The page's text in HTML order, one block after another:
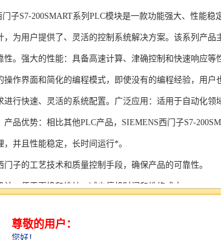
200SMART系列PLC模块是一款功能强大、性能稳
，为用户提供了、灵活的控制系统解决方案。该系列产
性。强大的性能：具备高速计算、津确控制和快速响应
操作界面和简化的编程模式，即使没有的编程经验，用
进行快速、灵活的系统配置。广泛应用：适用于自动化
产品优势：相比其他PLC产品，SIEMENS西门子S7-
，并且性能稳定，长时间运行*。
门子的工艺技术和质量控制手段，确保产品的可靠性。
计，便于更换和维护，减少停机时间和维修成本。
接口和编程模式可选，满足不同用户的个性化要求。